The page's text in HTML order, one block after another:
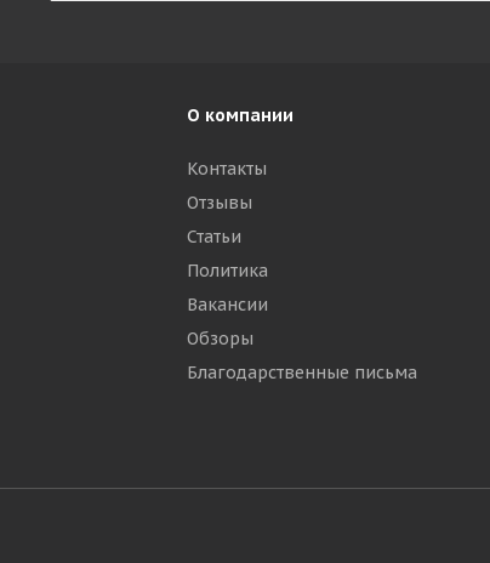
О компании
Контакты
Отзывы
Статьи
Политика
Вакансии
Обзоры
Благодарственные письма